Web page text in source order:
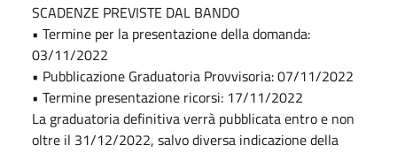
SCADENZE PREVISTE DAL BANDO
• Termine per la presentazione della domanda:
03/11/2022
• Pubblicazione Graduatoria Provvisoria: 07/11/2022
• Termine presentazione ricorsi: 17/11/2022
La graduatoria definitiva verrà pubblicata entro e non
oltre il 31/12/2022, salvo diversa indicazione della